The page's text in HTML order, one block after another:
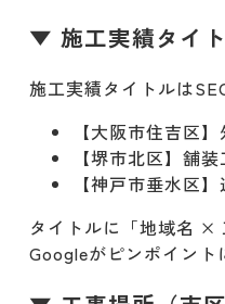
▼ 施工実績タイ
施工実績タイトルは
【大阪市住吉区
【堺市北区】舗
【神戸市垂水区
タイトルに「地域名 ×
Googleがピンポイント